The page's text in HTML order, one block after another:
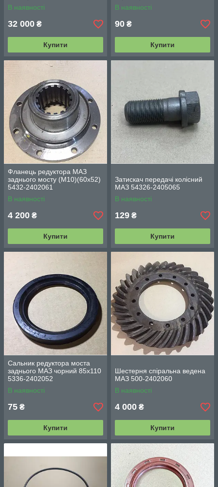
В наявності
32 000 ₴
Купити
В наявності
90 ₴
Купити
Фланець редуктора МАЗ
заднього мосту (М10)(60х52)
5432-2402061
В наявності
4 200 ₴
Купити
Затискач передачі колісний
МАЗ 54326-2405065
В наявності
129 ₴
Купити
Сальник редуктора моста
заднього МАЗ чорний 85х110
5336-2402052
В наявності
75 ₴
Купити
Шестерня спіральна ведена
МАЗ 500-2402060
В наявності
4 000 ₴
Купити